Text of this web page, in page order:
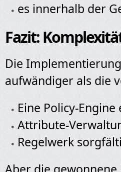
es innerhalb der
Fazit:
Die
aufwändiger als die
Eine Policy-
Attribute-
Regelwerk